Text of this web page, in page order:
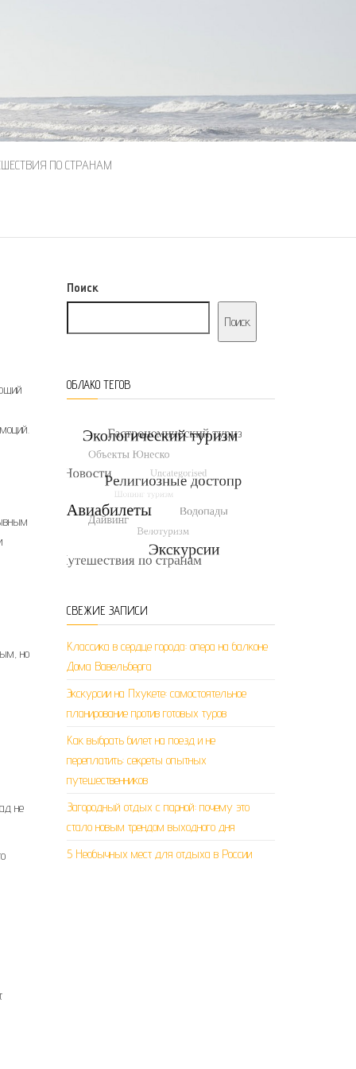
ПО СТРАНАМ
но
не
Поиск
Поиск
ОБЛАКО ТЕГОВ
СВЕЖИЕ ЗАПИСИ
Классика в сердце города: опера на балконе
Дома Вавельберга
Экскурсии на Пхукете: самостоятельное
планирование против готовых туров
Как выбрать билет на поезд и не
переплатить: секреты опытных
путешественников
Загородный отдых с парной: почему это
стало новым трендом выходного дня
5 Необычных мест для отдыха в России